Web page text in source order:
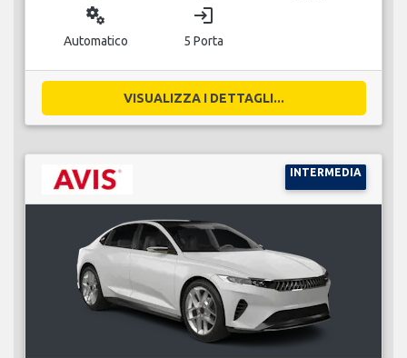
miscellaneous_services
Automatico
login
5 Porta
VISUALIZZA I DETTAGLI...
INTERMEDIA